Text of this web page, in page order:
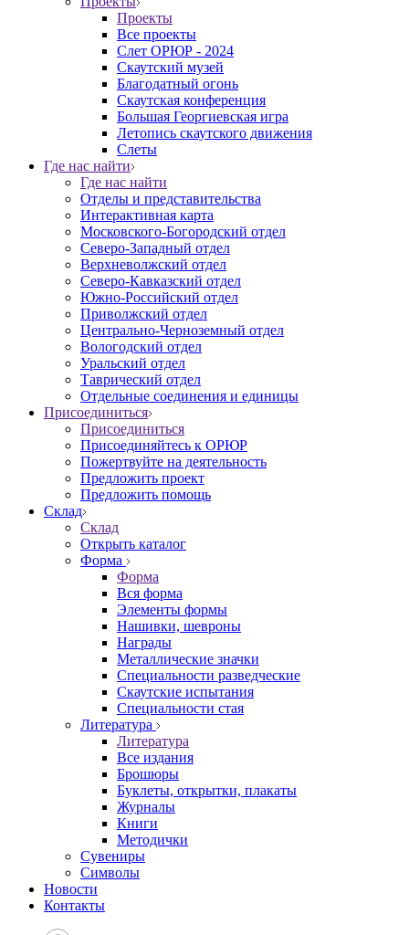
Проекты
Все проекты
Слет ОРЮР - 2024
Скаутский музей
Благодатный огонь
Cкаутская конференция
Большая Георгиевская игра
Летопись скаутского движения
Слеты
Где нас найти
Где нас найти
Отделы и представительства
Интерактивная карта
Московского-Богородский отдел
Северо-Западный отдел
Верхневолжский отдел
Северо-Кавказский отдел
Южно-Российский отдел
Приволжский отдел
Центрально-Черноземный отдел
Вологодский отдел
Уральский отдел
Таврический отдел
Отдельные соединения и единицы
Присоединиться
Присоединиться
Присоединяйтесь к ОРЮР
Пожертвуйте на деятельность
Предложить проект
Предложить помощь
Склад
Склад
Открыть каталог
Форма
Форма
Вся форма
Элементы формы
Нашивки, шевроны
Награды
Металлические значки
Специальности разведческие
Скаутские испытания
Специальности стая
Литература
Литература
Все издания
Брошюры
Буклеты, открытки, плакаты
Журналы
Книги
Методички
Сувениры
Символы
Новости
Контакты